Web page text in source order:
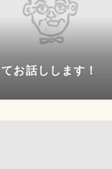
お話しします！